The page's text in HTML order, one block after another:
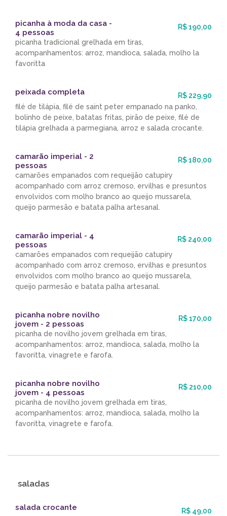
picanha à moda da casa -
4 pessoas
R$ 190,00
picanha tradicional grelhada em tiras,
acompanhamentos: arroz, mandioca, salada, molho la
favoritta
peixada completa
R$ 229,90
filé de tilápia, filé de saint peter empanado na panko,
bolinho de peixe, batatas fritas, pirão de peixe, filé de
tilápia grelhada a parmegiana, arroz e salada crocante.
camarão imperial - 2
pessoas
R$ 180,00
camarões empanados com requeijão catupiry
acompanhado com arroz cremoso, ervilhas e presuntos
envolvidos com molho branco ao queijo mussarela,
queijo parmesão e batata palha artesanal.
camarão imperial - 4
pessoas
R$ 240,00
camarões empanados com requeijão catupiry
acompanhado com arroz cremoso, ervilhas e presuntos
envolvidos com molho branco ao queijo mussarela,
queijo parmesão e batata palha artesanal.
picanha nobre novilho
jovem - 2 pessoas
R$ 170,00
picanha de novilho jovem grelhada em tiras,
acompanhamentos: arroz, mandioca, salada, molho la
favoritta, vinagrete e farofa.
picanha nobre novilho
jovem - 4 pessoas
R$ 210,00
picanha de novilho jovem grelhada em tiras,
acompanhamentos: arroz, mandioca, salada, molho la
favoritta, vinagrete e farofa.
saladas
salada crocante
R$ 49,00